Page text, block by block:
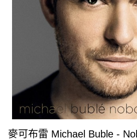
麥可布雷 Michael Buble -